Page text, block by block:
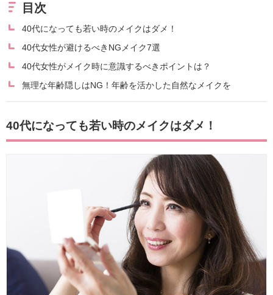
目次
40代になっても若い時のメイクはダメ！
40代女性が避けるべきNGメイク7選
40代女性がメイク時に意識するべきポイントは？
無理な年齢隠しはNG！年齢を活かした自然なメイクを
40代になっても若い時のメイクはダメ！